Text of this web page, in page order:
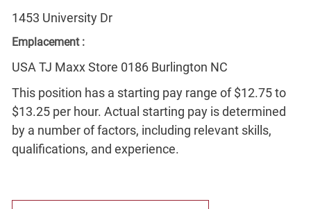
1453 University Dr
Emplacement :
USA TJ Maxx Store 0186 Burlington NC
This position has a starting pay range of $12.75 to
$13.25 per hour. Actual starting pay is determined
by a number of factors, including relevant skills,
qualifications, and experience.